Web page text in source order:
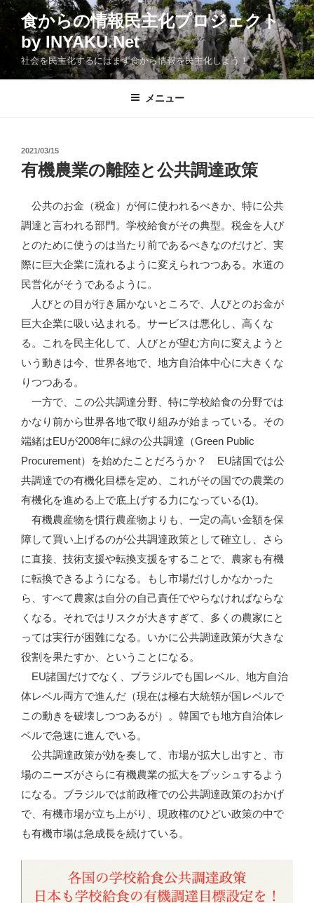
コ
食からの情報民主化プロジェクト
by INYAKU.Net
社会を民主化するにはまず食から情報を民主化しよう！
メニュー
投
稿
日:
2021/03/15
有機農業の離陸と公共調達政策
公共のお金（税金）が何に使われるべきか、特に公共
調達と言われる部門。学校給食がその典型。税金を人び
とのために使うのは当たり前であるべきなのだけど、実
際に巨大企業に流れるように変えられつつある。水道の
民営化がそうであるように。
人びとの目が行き届かないところで、人びとのお金が
巨大企業に吸い込まれる。サービスは悪化し、高くな
る。これを民主化して、人びとが望む方向に変えようと
いう動きは今、世界各地で、地方自治体中心に大きくな
りつつある。
一方で、この公共調達分野、特に学校給食の分野では
かなり前から世界各地で取り組みが始まっている。その
端緒はEUが2008年に緑の公共調達（Green Public
Procurement）を始めたことだろうか？ EU諸国では公
共調達での有機化目標を定め、これがその国での農業の
有機化を進める上で底上げする力になっている(1)。
有機農産物を慣行農産物よりも、一定の高い金額を保
障して買い上げるのが公共調達政策として確立し、さら
に直接、技術支援や転換支援をすることで、農家も有機
に転換できるようになる。もし市場だけしかなかった
ら、すべて農家は自分の自己責任でやらなければならな
くなる。それではリスクが大きすぎて、多くの農家にと
っては実行が困難になる。いかに公共調達政策が大きな
役割を果たすか、ということになる。
EU諸国だけでなく、ブラジルでも国レベル、地方自治
体レベル両方で進んだ（現在は極右大統領が国レベルで
この動きを破壊しつつあるが）。韓国でも地方自治体レ
ベルで急速に進んでいる。
公共調達政策が効を奏して、市場が拡大し出すと、市
場のニーズがさらに有機農業の拡大をプッシュするよう
になる。ブラジルでは前政権での公共調達政策のおかげ
で、有機市場が立ち上がり、現政権のひどい政策の中で
も有機市場は急成長を続けている。